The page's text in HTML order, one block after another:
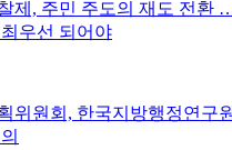
제, 주민 주도의 재도 전환
우선 되어야
위원회, 한국지방행정연구